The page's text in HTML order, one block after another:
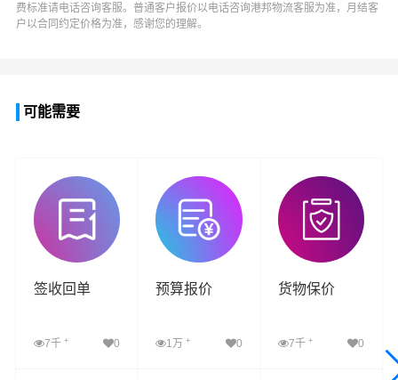
费标准请电话咨询客服。普通客户报价以电话咨询港邦物流客服为准，月结客
户以合同约定价格为准，感谢您的理解。
可能需要
签收回单
7千 + 0
预算报价
1万+ 0
货物保价
7千 + 0